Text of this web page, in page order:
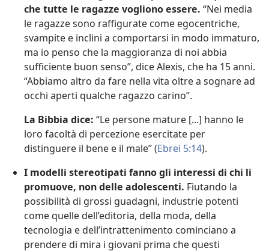
che tutte le ragazze vogliono essere. “Nei media
le ragazze sono raffigurate come egocentriche,
svampite e inclini a comportarsi in modo immaturo,
ma io penso che la maggioranza di noi abbia
sufficiente buon senso”, dice Alexis, che ha 15 anni.
“Abbiamo altro da fare nella vita oltre a sognare ad
occhi aperti qualche ragazzo carino”.
La Bibbia dice: “Le persone mature [...] hanno le
loro facoltà di percezione esercitate per
distinguere il bene e il male” (Ebrei 5:14).
I modelli stereotipati fanno gli interessi di chi li
promuove, non delle adolescenti. Fiutando la
possibilità di grossi guadagni, industrie potenti
come quelle dell’editoria, della moda, della
tecnologia e dell’intrattenimento cominciano a
prendere di mira i giovani prima che questi